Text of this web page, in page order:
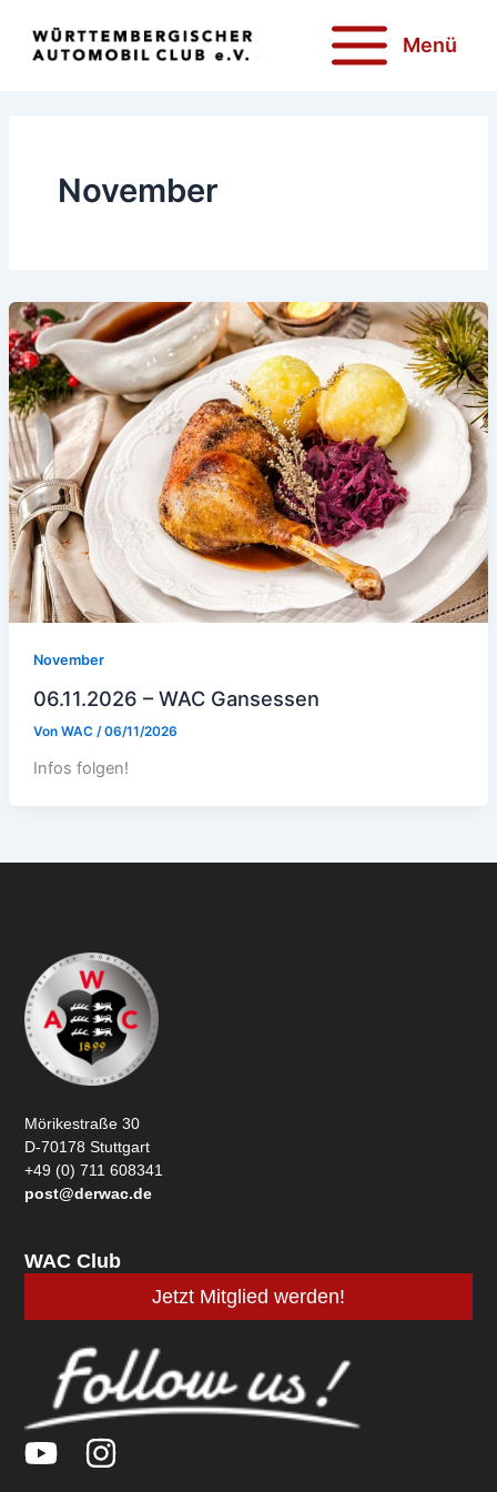
Inhalt
springen
Menü
November
November
06.11.2026 – WAC Gansessen
Von WAC /06/11/2026
Infos folgen!
Mörikestraße 30
D-70178 Stuttgart
+49 (0) 711 608341
post@derwac.de
WAC Club
Jetzt Mitglied werden!
Y
I